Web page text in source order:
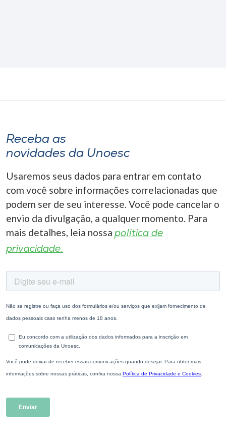
Receba as
novidades da Unoesc
Usaremos seus dados para entrar em contato
com você sobre informações correlacionadas que
podem ser de seu interesse. Você pode cancelar o
envio da divulgação, a qualquer momento. Para
mais detalhes, leia nossa política de
privacidade.